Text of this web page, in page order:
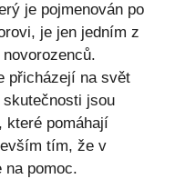
je pojmenován po
je jen jedním z
přicházejí na svět
jsou
které pomáhají
tím, že v
na pomoc.